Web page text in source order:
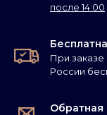
после 14:00
При
России
Обратная